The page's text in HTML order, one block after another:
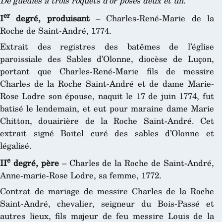
Ierdegré, produisant– Charles-René-Marie de la
Roche de Saint-André, 1774.
Extrait des registres des batêmes de l’église
paroissiale des Sables d’Olonne, diocèse de Luçon,
portant que Charles-René-Marie fils de messire
Charles de la Roche Saint-André et de dame Marie-
Rose Lodre son épouse, naquit le 17 de juin 1774, fut
batisé le lendemain, et eut pour maraine dame Marie
Chitton, douairière de la Roche Saint-André. Cet
extrait signé Boitel curé des sables d’Olonne et
légalisé.
IIe degré, père– Charles de la Roche de Saint-André,
Anne-marie-Rose Lodre, sa femme, 1772.
Contrat de mariage de messire Charles de la Roche
Saint-André, chevalier, seigneur du Bois-Passé et
autres lieux, fils majeur de feu messire Louis de la